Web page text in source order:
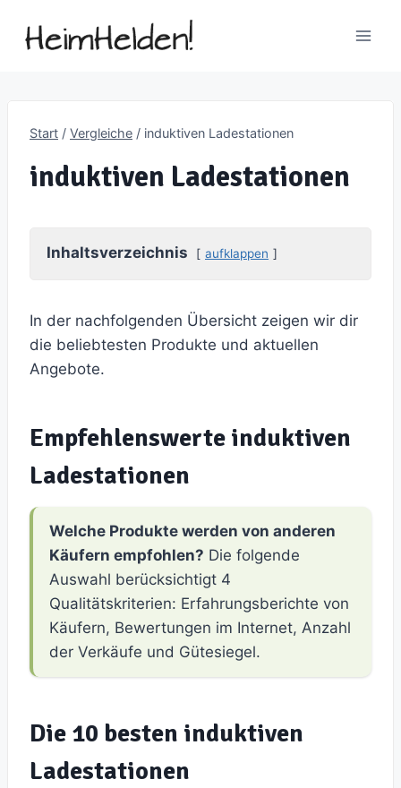
Inhalt
Start / Vergleiche / induktiven Ladestationen
induktiven Ladestationen
Inhaltsverzeichnis aufklappen
In der nachfolgenden Übersicht zeigen wir dir
die beliebtesten Produkte und aktuellen
Angebote.
Empfehlenswerte induktiven
Ladestationen
Welche Produkte werden von anderen
Käufern empfohlen? Die folgende
Auswahl berücksichtigt 4
Qualitätskriterien: Erfahrungsberichte von
Käufern, Bewertungen im Internet, Anzahl
der Verkäufe und Gütesiegel.
Die 10 besten induktiven
Ladestationen